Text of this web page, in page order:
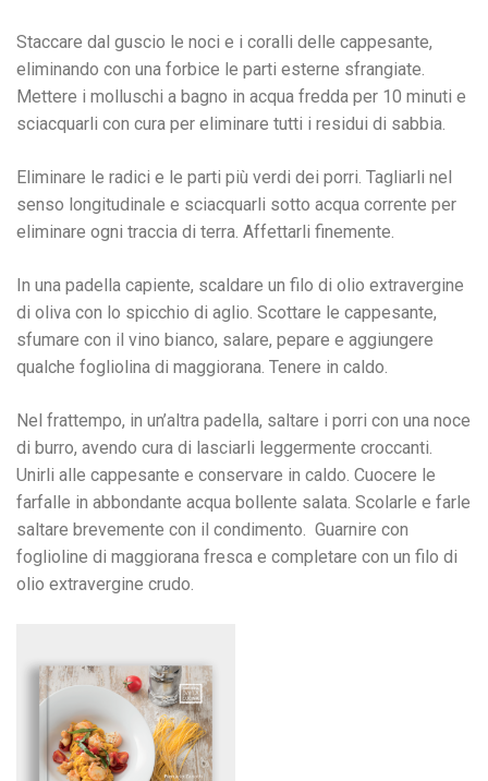
Staccare dal guscio le noci e i coralli delle cappesante,
eliminando con una forbice le parti esterne sfrangiate.
Mettere i molluschi a bagno in acqua fredda per 10 minuti e
sciacquarli con cura per eliminare tutti i residui di sabbia.
Eliminare le radici e le parti più verdi dei porri. Tagliarli nel
senso longitudinale e sciacquarli sotto acqua corrente per
eliminare ogni traccia di terra. Affettarli finemente.
In una padella capiente, scaldare un filo di olio extravergine
di oliva con lo spicchio di aglio. Scottare le cappesante,
sfumare con il vino bianco, salare, pepare e aggiungere
qualche fogliolina di maggiorana. Tenere in caldo.
Nel frattempo, in un’altra padella, saltare i porri con una noce
di burro, avendo cura di lasciarli leggermente croccanti.
Unirli alle cappesante e conservare in caldo. Cuocere le
farfalle in abbondante acqua bollente salata. Scolarle e farle
saltare brevemente con il condimento. Guarnire con
foglioline di maggiorana fresca e completare con un filo di
olio extravergine crudo.